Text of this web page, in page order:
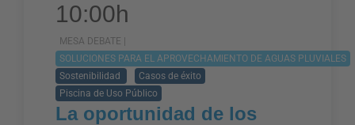
10:00h
MESA DEBATE |
SOLUCIONES PARA EL APROVECHAMIENTO DE AGUAS PLUVIALES
Sostenibilidad
Casos de éxito
Piscina de Uso Público
La oportunidad de los